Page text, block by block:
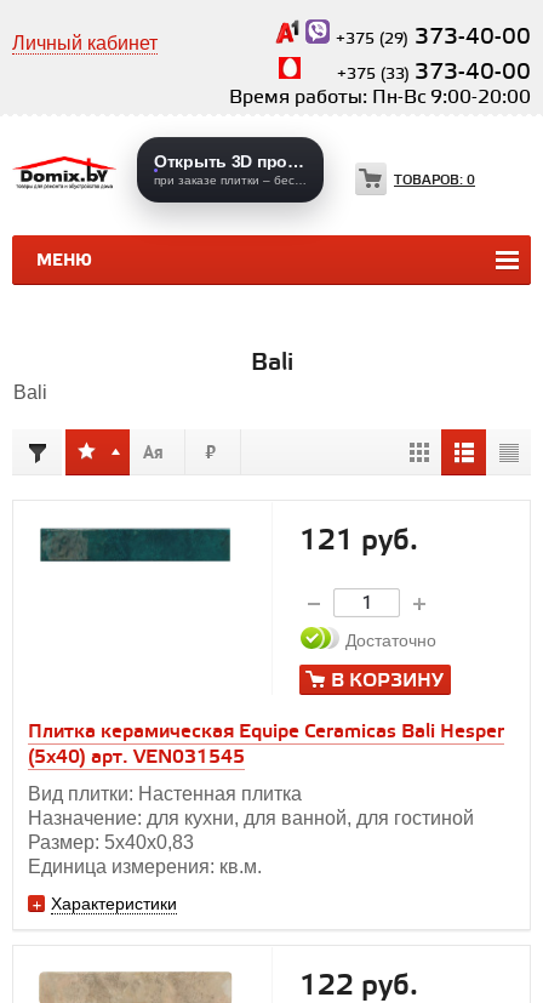
Личный кабинет +375 (29) 373-40-00
+375 (33) 373-40-00
Время работы: Пн-Вс 9:00-20:00
МЕНЮ
Открыть 3D проекты
ТОВАРОВ: 0
КЕРАМИЧЕСКАЯ ПЛИТКА
Bali
Bali
Плитка керамическая Equipe Ceramicas Bali Hesper
(5х40) арт. VEN031545
Вид плитки: Настенная плитка
Назначение: для кухни, для ванной, для гостиной
Размер: 5х40х0,83
Единица измерения: кв.м.
Характеристики
121 руб.
Достаточно
В КОРЗИНУ
122 руб.